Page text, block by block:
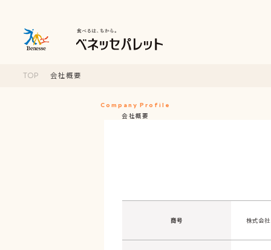
ベネッセパレットのこと
TOP 会社概要
Company Profile
会社概要
商号 株式会